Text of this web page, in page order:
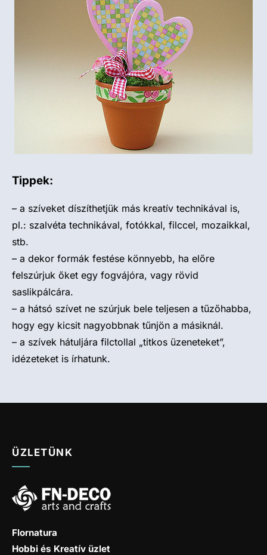
Tippek:
– a szíveket díszíthetjük más kreatív technikával is,
pl.: szalvéta technikával, fotókkal, filccel, mozaikkal,
stb.
– a dekor formák festése könnyebb, ha előre
felszúrjuk őket egy fogvájóra, vagy rövid
saslikpálcára.
– a hátsó szívet ne szúrjuk bele teljesen a tűzőhabba,
hogy egy kicsit nagyobbnak tűnjön a másiknál.
– a szívek hátuljára filctollal „titkos üzeneteket”,
idézeteket is írhatunk.
ÜZLETÜNK
Flornatura
Hobbi és Kreatív üzlet